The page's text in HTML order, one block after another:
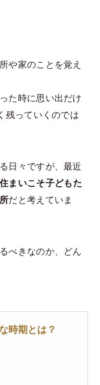
や家のことを覚え
た時に思い出だけ
残っていくのでは
日々ですが、最近
住まいこそ子どもた
だと考えていま
べきなのか、どん
時期とは？